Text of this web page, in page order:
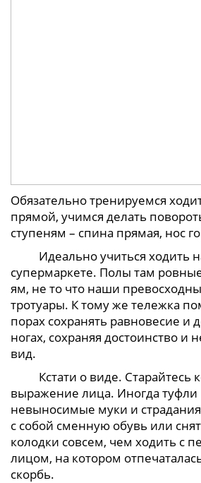
Обязательно тренируемся
прямой, учимся делать
ступеням – спина прямая, нос
Идеально учиться ходить
супермаркете. Полы там
ям, не то что наши
тротуары. К тому же тележка
порах сохранять равновесие и
ногах, сохраняя достоинство
вид.
Кстати о виде. Старайтесь
выражение лица. Иногда
невыносимые муки и
с собой сменную обувь или
колодки совсем, чем ходить с
лицом, на котором
скорбь.